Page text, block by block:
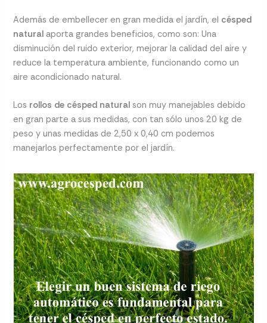
Además de embellecer en gran medida el jardín, el césped
natural aporta grandes beneficios, como son: Una
disminución del ruido exterior, mejorar la calidad del aire y
reduce la temperatura ambiente, funcionando como un
aire acondicionado natural.
Los rollos de césped naturalson muy manejables debido
en gran parte a sus medidas, con tan sólo unos 20 kg de
peso y unas medidas de 2,50 x 0,40 cm podemos
manejarlos perfectamente por el jardín.